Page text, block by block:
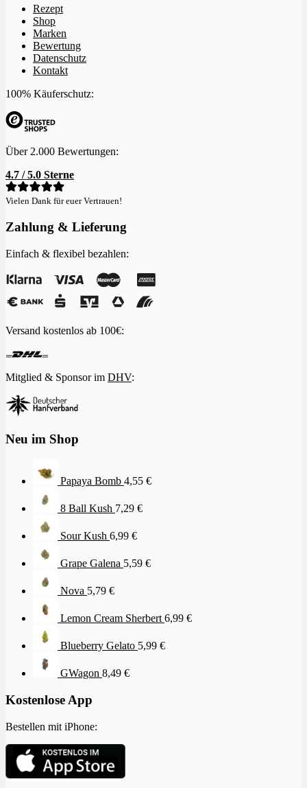
Rezept
Shop
Marken
Bewertung
Datenschutz
Kontakt
100% Käuferschutz:
Über 2.000 Bewertungen:
4.7 / 5.0 Sterne
Vielen Dank für euer Vertrauen!
Zahlung & Lieferung
Einfach & flexibel bezahlen:
Versand kostenlos ab 100€:
Mitglied & Sponsor im DHV:
Neu im Shop
Papaya Bomb 4,55 €
8 Ball Kush 7,29 €
Sour Kush 6,99 €
Grape Galena 5,59 €
Nova 5,79 €
Lemon Cream Sherbert 6,99 €
Blueberry Gelato 5,99 €
GWagon 8,49 €
Kostenlose App
Bestellen mit iPhone: